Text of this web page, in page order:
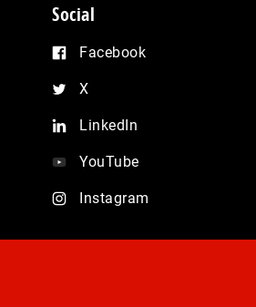
Social
Facebook
X
LinkedIn
YouTube
Instagram